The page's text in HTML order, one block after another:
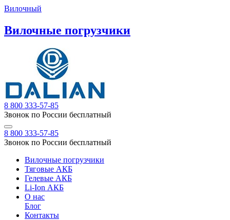
Вилочный
Вилочные погрузчики
8 800 333-57-85
Звонок по России бесплатный
8 800 333-57-85
Звонок по России бесплатный
Вилочные погрузчики
Тяговые АКБ
Гелевые АКБ
Li-Ion АКБ
О нас
Блог
Контакты